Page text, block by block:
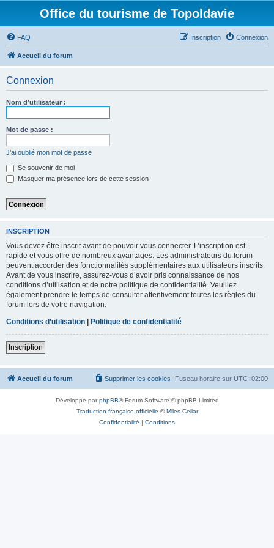
Office du tourisme de Topoldavie
FAQ Connexion
Inscription
Accueil du forum
Connexion
Nom d’utilisateur :
Mot de passe :
J’ai oublié mon mot de passe
Se souvenir de moi
Masquer ma présence lors de cette session
INSCRIPTION
Vous devez être inscrit avant de pouvoir vous connecter. L’inscription est
rapide et vous offre de nombreux avantages. Les administrateurs du forum
peuvent accorder des fonctionnalités supplémentaires aux utilisateurs inscrits.
Avant de vous inscrire, assurez-vous d’avoir pris connaissance de nos
conditions d’utilisation et de notre politique de confidentialité. Veuillez
également prendre le temps de consulter attentivement toutes les règles du
forum lors de votre navigation.
Conditions d’utilisation | Politique de confidentialité
Inscription
Accueil du forum Fuseau horaire sur UTC+02:00
Supprimer les cookies
Développé parphpBB® Forum Software © phpBB Limited
Traduction française officielle ©Miles Cellar
Confidentialité | Conditions